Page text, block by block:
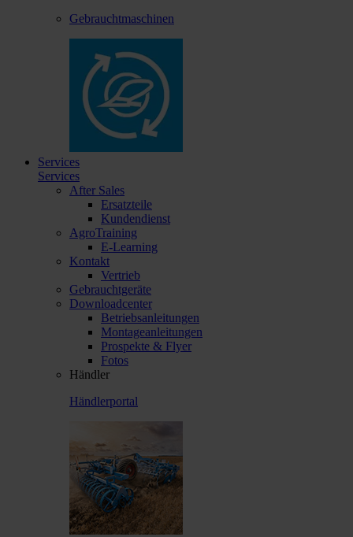
Gebrauchtmaschinen
Services
Services
After Sales
Ersatzteile
Kundendienst
AgroTraining
E-Learning
Kontakt
Vertrieb
Gebrauchtgeräte
Downloadcenter
Betriebsanleitungen
Montageanleitungen
Prospekte & Flyer
Fotos
Händler
Händlerportal